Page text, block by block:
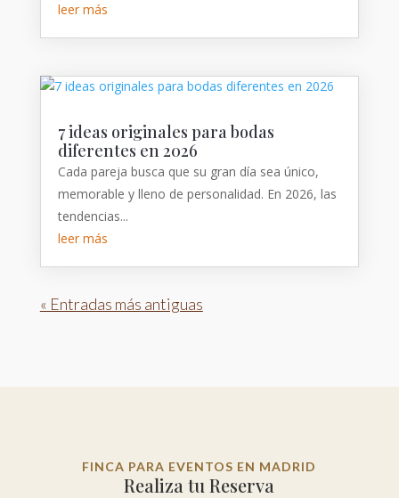
leer más
7 ideas originales para bodas
diferentes en 2026
Cada pareja busca que su gran día sea único,
memorable y lleno de personalidad. En 2026, las
tendencias...
leer más
« Entradas más antiguas
FINCA PARA EVENTOS EN MADRID
Realiza tu Reserva